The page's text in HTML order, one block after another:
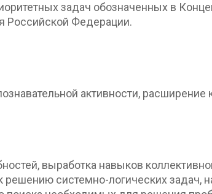
задач обозначенных в
Российской Федерации.
активности,
выработка навыков
решению системно-логических